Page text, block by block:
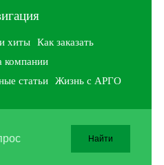
хиты
Как заказать
компании
статьи Жизнь с АРГО